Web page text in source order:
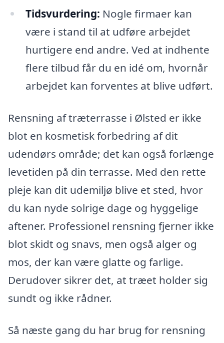
Tidsvurdering: Nogle firmaer kan
være i stand til at udføre arbejdet
hurtigere end andre. Ved at indhente
flere tilbud får du en idé om, hvornår
arbejdet kan forventes at blive udført.
Rensning af træterrasse i Ølsted er ikke
blot en kosmetisk forbedring af dit
udendørs område; det kan også forlænge
levetiden på din terrasse. Med den rette
pleje kan dit udemiljø blive et sted, hvor
du kan nyde solrige dage og hyggelige
aftener. Professionel rensning fjerner ikke
blot skidt og snavs, men også alger og
mos, der kan være glatte og farlige.
Derudover sikrer det, at træet holder sig
sundt og ikke rådner.
Så næste gang du har brug for rensning